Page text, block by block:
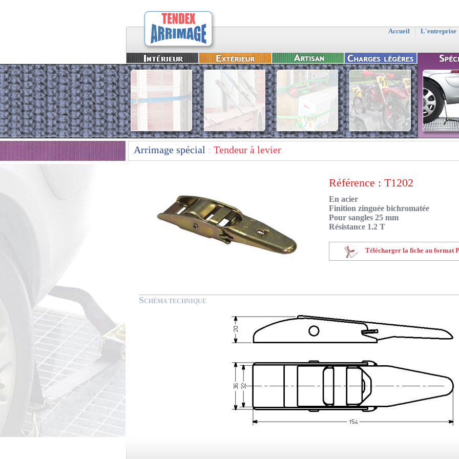
Accueil L'entreprise
Arrimage spécial : Tendeur à levier
Référence : T1202
En acier
Finition zinguée bichromatée
Pour sangles 25 mm
Résistance 1.2 T
Télécharger la fiche au format
SCHÉMA TECHNIQUE